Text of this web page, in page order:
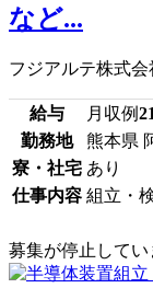
など...
フジアルテ株式会
給与 月収例
勤務地
熊本県
寮・社宅 あり
仕事内容 組立・
募集が停止してい